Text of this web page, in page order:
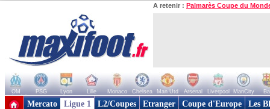
A retenir : Palmarès Coupe du
OM PSG Lyon Lille Monaco Chelsea Man Utd Arsenal Liverpool ManCity
+ de clubs
Mercato Ligue 1 L2/Coupes Etranger Coupe d'Europe Les